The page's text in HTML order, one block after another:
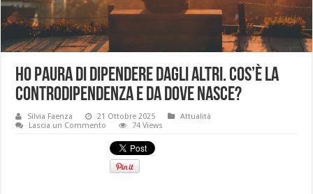
Ho paura di dipendere dagli altri. Cos’è la
controdipendenza e da dove nasce?
Silvia Faenza 21 Ottobre 2025
Attualità
Lascia un Commento
74 Views